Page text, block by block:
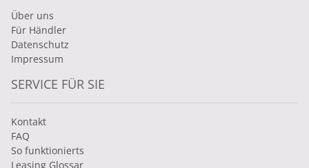
Über uns
Für Händler
Datenschutz
Impressum
SERVICE FÜR SIE
Kontakt
FAQ
So funktionierts
Leasing Glossar